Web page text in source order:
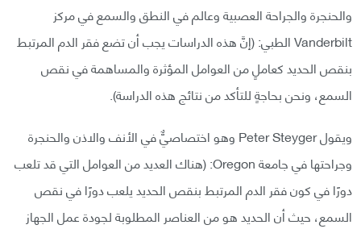
والحنجرة والجراحة العصبية وعالم في النطق والسمع في مركز
Vanderbilt الطبي: (إنَّ هذه الدراسات يجب أن تضع فقر الدم المرتبط
بنقص الحديد كعاملٍ من العوامل المؤثرة والمساهمة في نقص
السمع، ونحن بحاجةٍ للتأكد من نتائج هذه الدراسة).
ويقول Peter Steyger وهو اختصاصيٌّ في الأنف والاذن والحنجرة
وجراحتها في جامعة Oregon: (هناك العديد من العوامل التي قد تلعب
دورًا في كون فقر الدم المرتبط بنقص الحديد يلعب دورًا في نقص
السمع، حيث أن الحديد هو من العناصر المطلوبة لجودة عمل الجهاز